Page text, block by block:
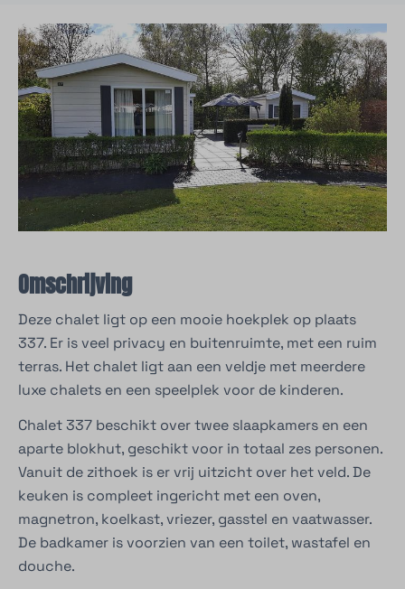
Omschrijving
Deze chalet ligt op een mooie hoekplek op plaats
337. Er is veel privacy en buitenruimte, met een ruim
terras. Het chalet ligt aan een veldje met meerdere
luxe chalets en een speelplek voor de kinderen.
Chalet 337 beschikt over twee slaapkamers en een
aparte blokhut, geschikt voor in totaal zes personen.
Vanuit de zithoek is er vrij uitzicht over het veld. De
keuken is compleet ingericht met een oven,
magnetron, koelkast, vriezer, gasstel en vaatwasser.
De badkamer is voorzien van een toilet, wastafel en
douche.